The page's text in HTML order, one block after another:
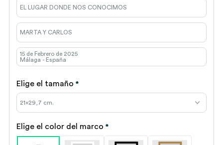
Elige el tamaño *
Elige el color del marco *